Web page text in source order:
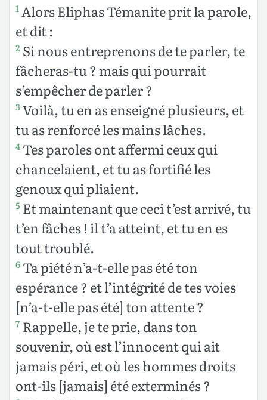
1Alors Eliphas Témanite prit la parole,
et dit :
2 Si nous entreprenons de te parler, te
fâcheras-tu ? mais qui pourrait
s’empêcher de parler ?
3Voilà, tu en as enseigné plusieurs, et
tu as renforcé les mains lâches.
4 Tes paroles ont affermi ceux qui
chancelaient, et tu as fortifié les
genoux qui pliaient.
5 Et maintenant que ceci t’est arrivé, tu
t’en fâches ! il t’a atteint, et tu en es
tout troublé.
6 Ta piété n’a-t-elle pas été ton
espérance ? et l’intégrité de tes voies
[n’a-t-elle pas été] ton attente ?
7 Rappelle, je te prie, dans ton
souvenir, où est l’innocent qui ait
jamais péri, et où les hommes droits
ont-ils [jamais] été exterminés ?